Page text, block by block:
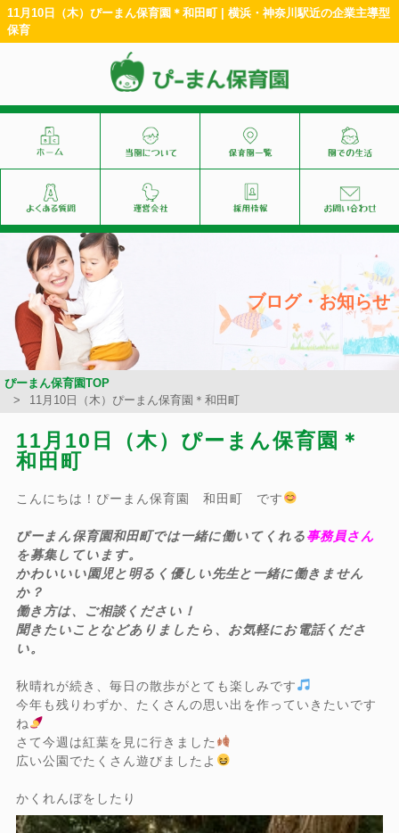
11月10日（木）ぴーまん保育園＊和田町 | 横浜・神奈川駅近の企業主導型
保育
ブログ・お知らせ
ぴーまん保育園TOP
11月10日（木）ぴーまん保育園＊和田町
11月10日（木）ぴーまん保育園＊
和田町
こんにちは！ぴーまん保育園 和田町 です
ぴーまん保育園和田町では一緒に働いてくれる事務員さん
を募集しています。
かわいいい園児と明るく優しい先生と一緒に働きません
か？
働き方は、ご相談ください！
聞きたいことなどありましたら、お気軽にお電話くださ
い。
秋晴れが続き、毎日の散歩がとても楽しみです
今年も残りわずか、たくさんの思い出を作っていきたいです
ね
さて今週は紅葉を見に行きました
広い公園でたくさん遊びましたよ
かくれんぼをしたり